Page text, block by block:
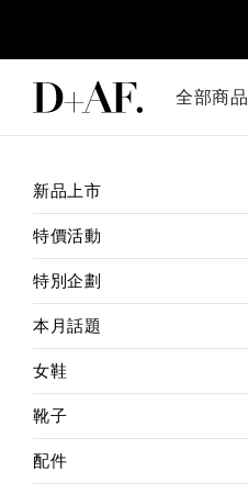
全部商品
新品上市
特價活動
特別企劃
本月話題
女鞋
靴子
配件